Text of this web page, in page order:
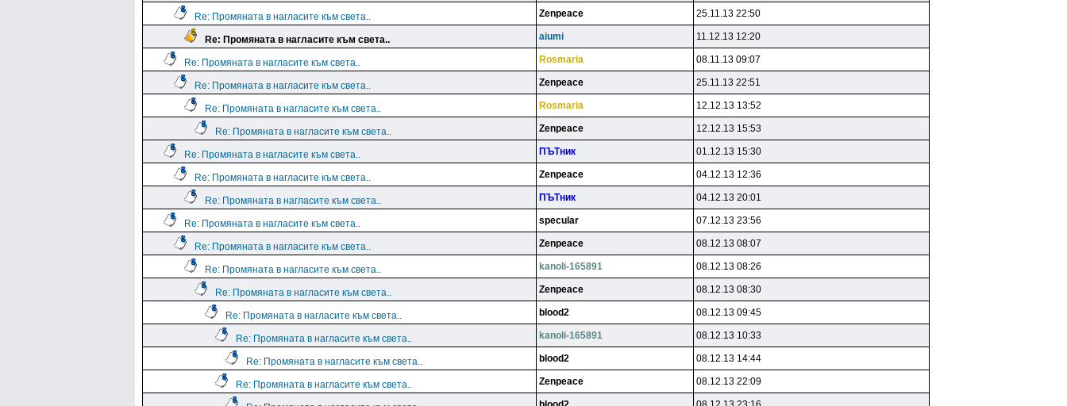
Re: Промяната в нагласите към света.. Zenpeace 25.11.13 22:50
Re: Промяната в нагласите към света.. aiumi 11.12.13 12:20
Re: Промяната в нагласите към света.. Rosmaria 08.11.13 09:07
Re: Промяната в нагласите към света.. Zenpeace 25.11.13 22:51
Re: Промяната в нагласите към света.. Rosmaria 12.12.13 13:52
Re: Промяната в нагласите към света.. Zenpeace 12.12.13 15:53
Re: Промяната в нагласите към света.. ПЪТник 01.12.13 15:30
Re: Промяната в нагласите към света.. Zenpeace 04.12.13 12:36
Re: Промяната в нагласите към света.. ПЪТник 04.12.13 20:01
Re: Промяната в нагласите към света.. specular 07.12.13 23:56
Re: Промяната в нагласите към света.. Zenpeace 08.12.13 08:07
Re: Промяната в нагласите към света.. kanoli-165891 08.12.13 08:26
Re: Промяната в нагласите към света.. Zenpeace 08.12.13 08:30
Re: Промяната в нагласите към света.. blood2 08.12.13 09:45
Re: Промяната в нагласите към света.. kanoli-165891 08.12.13 10:33
Re: Промяната в нагласите към света.. blood2 08.12.13 14:44
Re: Промяната в нагласите към света.. Zenpeace 08.12.13 22:09